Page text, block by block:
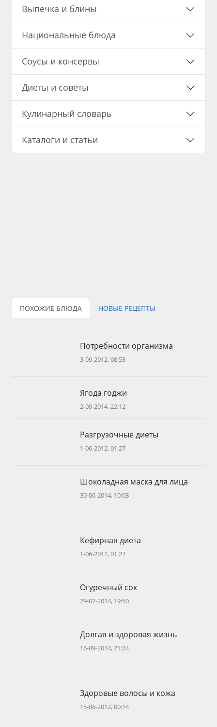
Выпечка и блины
Национальные блюда
Соусы и консервы
Диеты и советы
Кулинарный словарь
Каталоги и статьи
ПОХОЖИЕ БЛЮДА НОВЫЕ РЕЦЕПТЫ
Потребности организма
3-09-2012, 08:53
Ягода годжи
2-09-2014, 22:12
Разгрузочные диеты
1-06-2012, 01:27
Шоколадная маска для лица
30-06-2014, 10:08
Кефирная диета
1-06-2012, 01:27
Огуречный сок
29-07-2014, 19:50
Долгая и здоровая жизнь
16-09-2014, 21:24
Здоровые волосы и кожа
15-06-2012, 00:14